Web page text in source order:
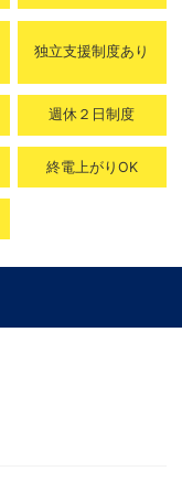
独立支援制度あり
週休２日制度
終電上がりOK